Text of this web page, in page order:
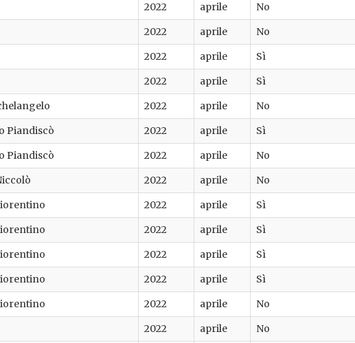
2022 aprile No
2022 aprile No
2022 aprile Sì
2022 aprile Sì
2022 aprile No
Piandiscò 2022 aprile Sì
Piandiscò 2022 aprile No
2022 aprile No
2022 aprile Sì
2022 aprile Sì
2022 aprile Sì
2022 aprile Sì
2022 aprile No
2022 aprile No